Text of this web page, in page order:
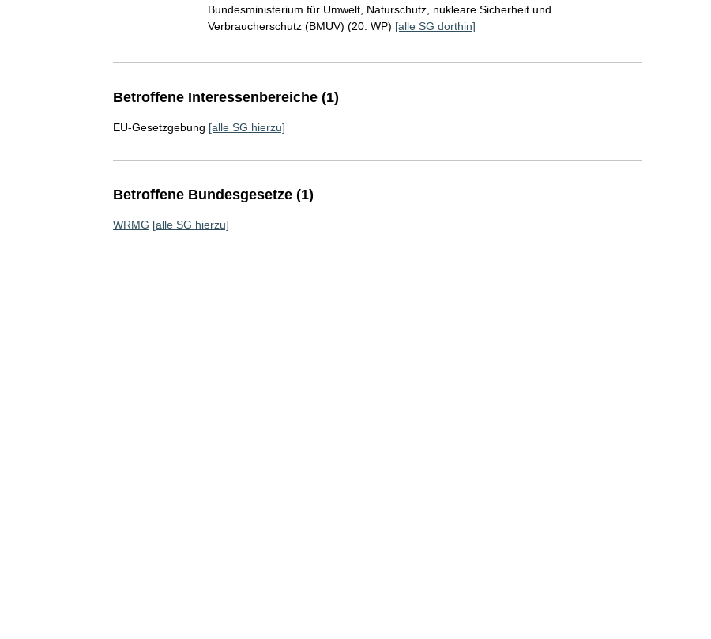
Bundesministerium für Umwelt, Naturschutz, nukleare Sicherheit und
Verbraucherschutz (BMUV) (20. WP) [alle SG dorthin]
Betroffene Interessenbereiche (1)
EU-Gesetzgebung [alle SG hierzu]
Betroffene Bundesgesetze (1)
WRMG [alle SG hierzu]